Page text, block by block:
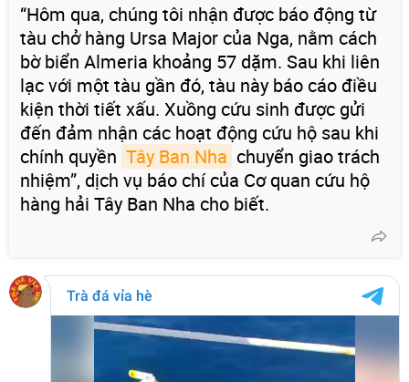
“Hôm qua, chúng tôi nhận được báo động từ
tàu chở hàng Ursa Major của Nga, nằm cách
bờ biển Almeria khoảng 57 dặm. Sau khi liên
lạc với một tàu gần đó, tàu này báo cáo điều
kiện thời tiết xấu. Xuồng cứu sinh được gửi
đến đảm nhận các hoạt động cứu hộ sau khi
chính quyền Tây Ban Nha chuyển giao trách
nhiệm”, dịch vụ báo chí của Cơ quan cứu hộ
hàng hải Tây Ban Nha cho biết.